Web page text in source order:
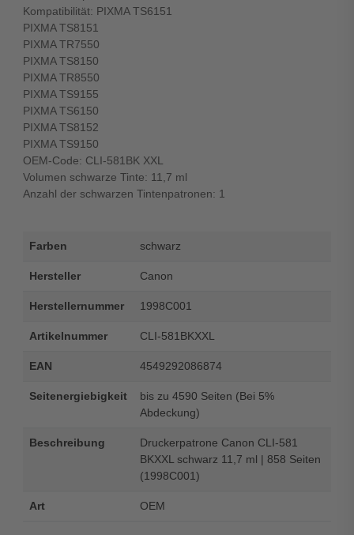
Kompatibilität: PIXMA TS6151
PIXMA TS8151
PIXMA TR7550
PIXMA TS8150
PIXMA TR8550
PIXMA TS9155
PIXMA TS6150
PIXMA TS8152
PIXMA TS9150
OEM-Code: CLI-581BK XXL
Volumen schwarze Tinte: 11,7 ml
Anzahl der schwarzen Tintenpatronen: 1
Farben schwarz
Hersteller Canon
Herstellernummer 1998C001
Artikelnummer CLI-581BKXXL
EAN 4549292086874
Seitenergiebigkeit
bis zu 4590 Seiten (Bei 5%
Abdeckung)
Beschreibung
Druckerpatrone Canon CLI-581
BKXXL schwarz 11,7 ml | 858 Seiten
(1998C001)
Art OEM